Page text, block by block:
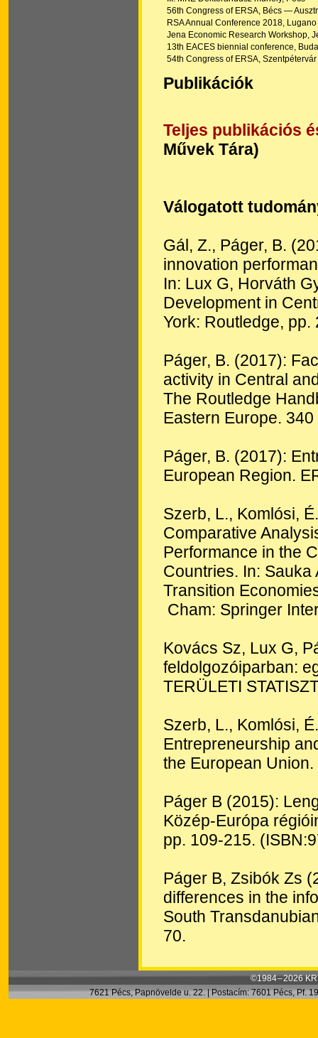
56th Congress of ERSA, Bécs —
RSA Annual Conference 2018,
Jena Economic Research Workshop,
13th EACES biennial conference,
54th Congress of ERSA,
Publikációk
Teljes publikációs
Művek Tára)
Válogatott
Gál, Z., Páger, B.
innovation
In: Lux G, Horváth
Development in
York: Routledge, pp.
Páger, B. (2017):
activity in Central
The Routledge
Eastern Europe.
Páger, B. (2017):
European Region.
Szerb, L., Komlósi,
Comparative
Performance in the
Countries. In:
Transition
Cham: Springer
Kovács Sz, Lux G,
feldolgozóiparban:
TERÜLETI
Szerb, L., Komlósi,
Entrepreneurship
the European
Páger B (2015):
Közép-Európa
pp. 109-215.
Páger B, Zsibók Zs
differences in the
South
70.
©1984 – 2026
7621 Pécs, Papnövelde u. 22. | Postacím: 7601 Pécs, Pf.